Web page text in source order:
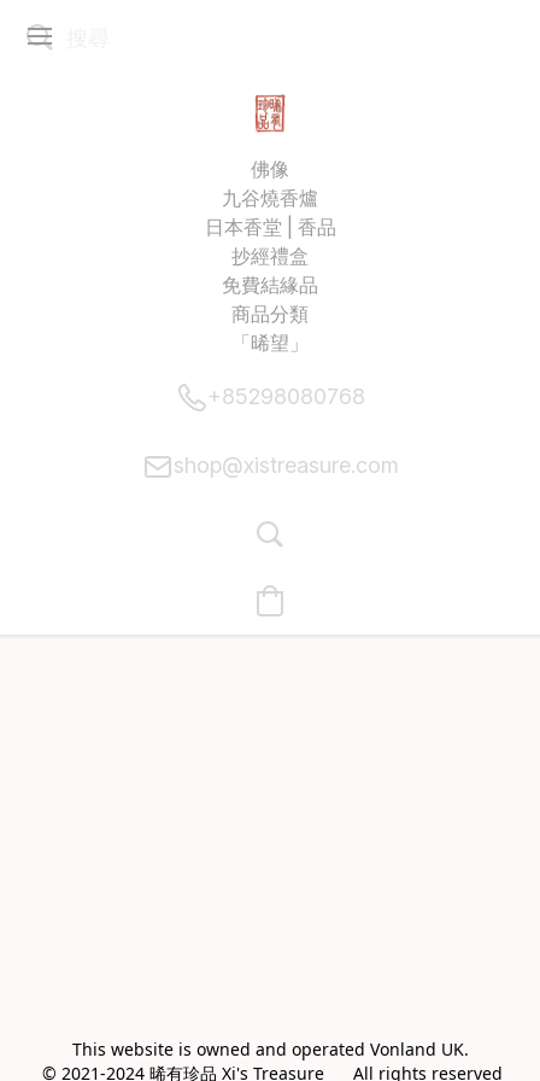
佛像
九谷燒香爐
日本香堂 | 香品
抄經禮盒
免費結緣品
商品分類
「晞望」
+85298080768
shop@xistreasure.com
This website is owned and operated Vonland UK.
© 2021-2024 晞有珍品 Xi's Treasure      All rights reserved